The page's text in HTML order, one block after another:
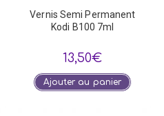
Vernis Semi Permanent
Kodi B100 7ml
13,50€
Ajouter au panier